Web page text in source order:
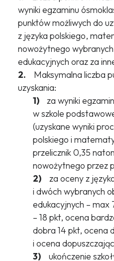
wyniki egzaminu
punktów możliwych do
z języka polskiego,
nowożytnego
edukacyjnych oraz za
2. Maksymalna liczba
uzyskania:
1)
za wyniki
w szkole
(uzyskane wyniki
polskiego i
przelicznik 0,35
nowożytnego przez
2)za oceny z
i dwóch wybranych
edukacyjnych – max
– 18 pkt, ocena
dobra 14 pkt, ocena
i ocena
3)ukończenie